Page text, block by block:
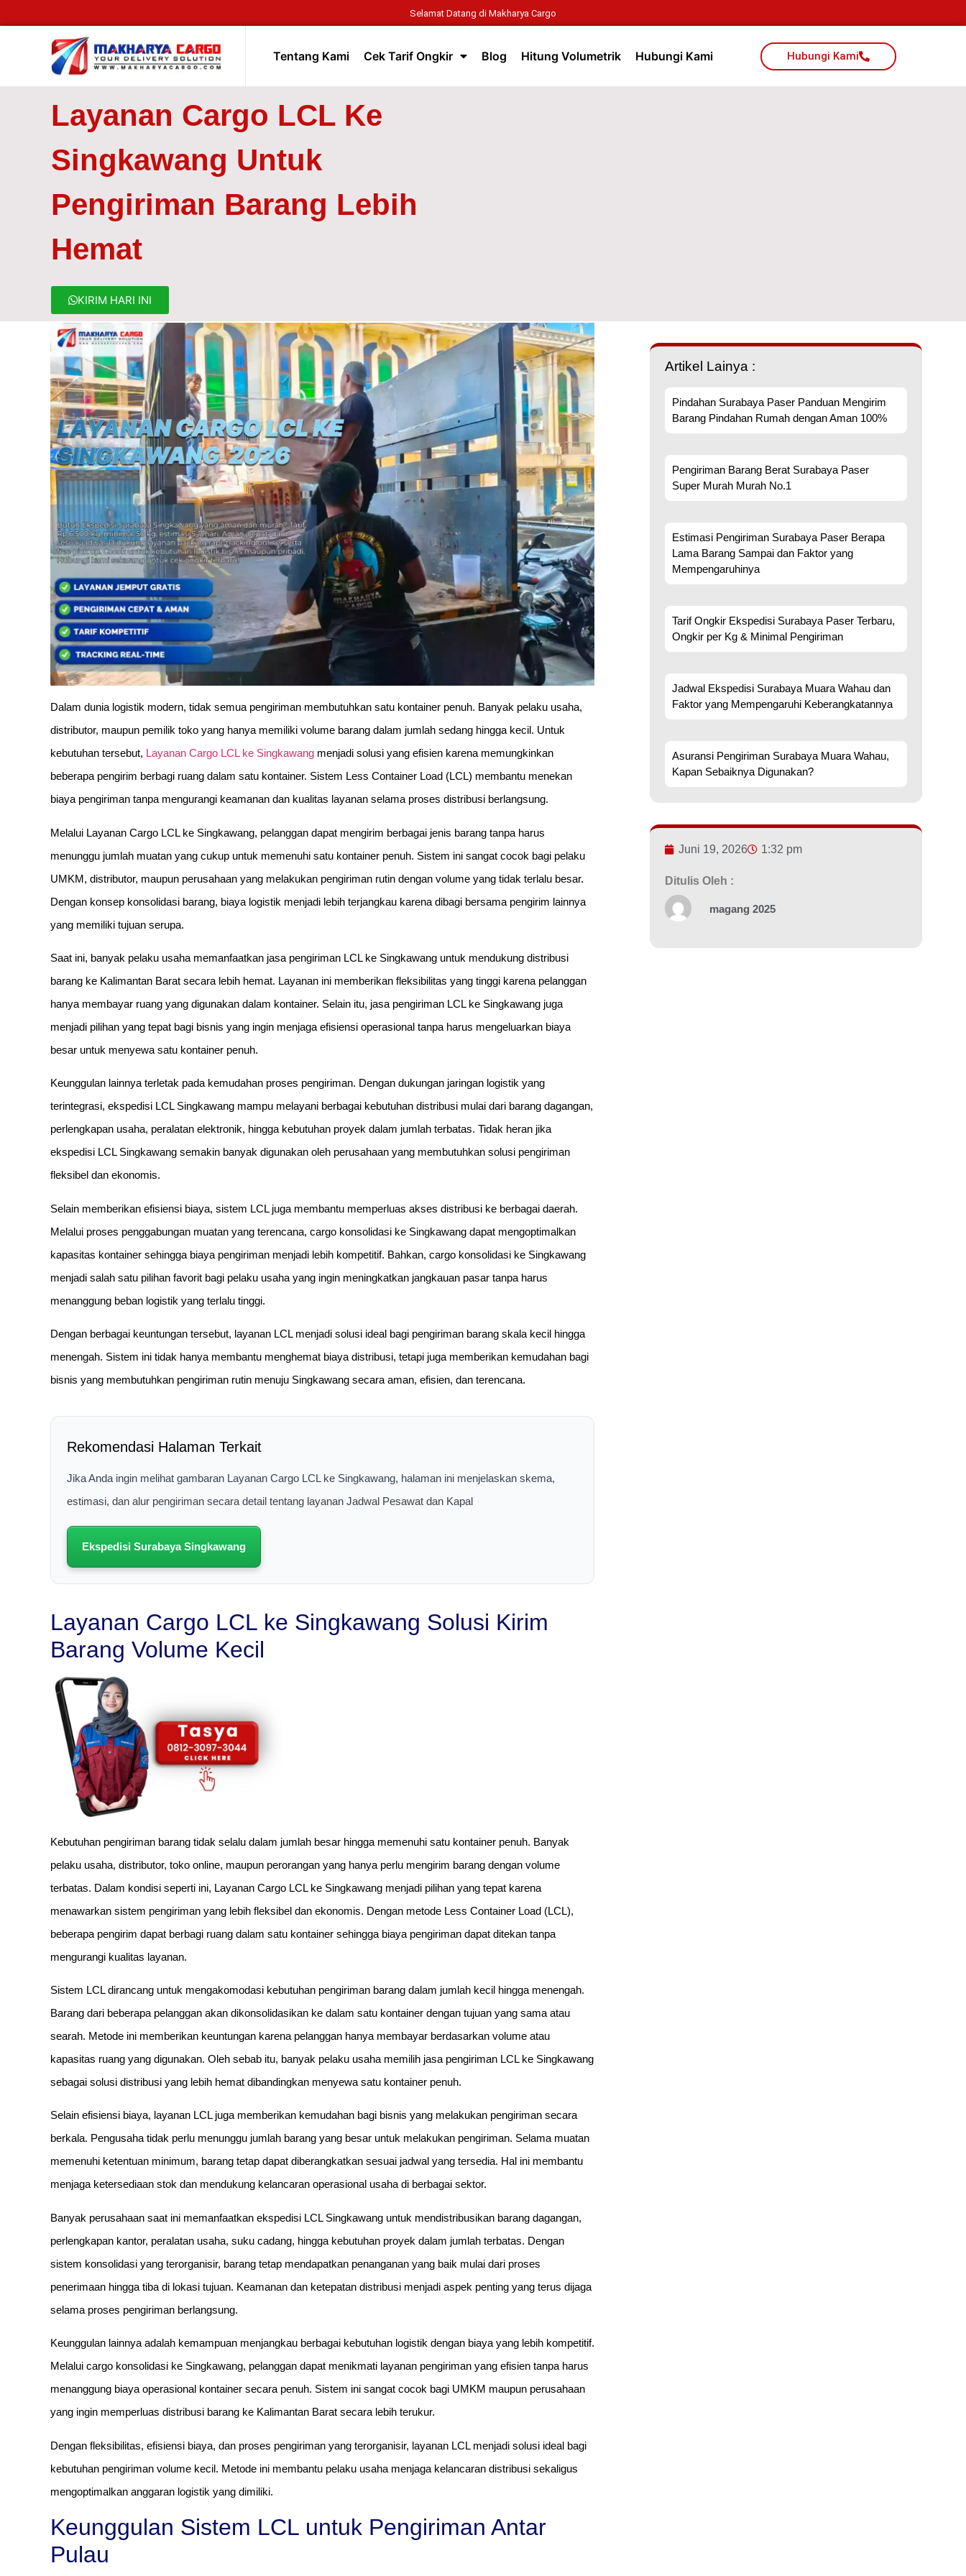
Selamat Datang di Makharya Cargo
Tentang Kami Cek Tarif Ongkir Blog Hitung Volumetrik Hubungi Kami Hubungi Kami
Layanan Cargo LCL Ke
Singkawang Untuk
Pengiriman Barang Lebih
Hemat
KIRIM HARI INI
Dalam dunia logistik modern, tidak semua pengiriman membutuhkan satu kontainer penuh. Banyak pelaku usaha,
distributor, maupun pemilik toko yang hanya memiliki volume barang dalam jumlah sedang hingga kecil. Untuk
kebutuhan tersebut, Layanan Cargo LCL ke Singkawang menjadi solusi yang efisien karena memungkinkan
beberapa pengirim berbagi ruang dalam satu kontainer. Sistem Less Container Load (LCL) membantu menekan
biaya pengiriman tanpa mengurangi keamanan dan kualitas layanan selama proses distribusi berlangsung.
Melalui Layanan Cargo LCL ke Singkawang, pelanggan dapat mengirim berbagai jenis barang tanpa harus
menunggu jumlah muatan yang cukup untuk memenuhi satu kontainer penuh. Sistem ini sangat cocok bagi pelaku
UMKM, distributor, maupun perusahaan yang melakukan pengiriman rutin dengan volume yang tidak terlalu besar.
Dengan konsep konsolidasi barang, biaya logistik menjadi lebih terjangkau karena dibagi bersama pengirim lainnya
yang memiliki tujuan serupa.
Saat ini, banyak pelaku usaha memanfaatkan jasa pengiriman LCL ke Singkawang untuk mendukung distribusi
barang ke Kalimantan Barat secara lebih hemat. Layanan ini memberikan fleksibilitas yang tinggi karena pelanggan
hanya membayar ruang yang digunakan dalam kontainer. Selain itu, jasa pengiriman LCL ke Singkawang juga
menjadi pilihan yang tepat bagi bisnis yang ingin menjaga efisiensi operasional tanpa harus mengeluarkan biaya
besar untuk menyewa satu kontainer penuh.
Keunggulan lainnya terletak pada kemudahan proses pengiriman. Dengan dukungan jaringan logistik yang
terintegrasi, ekspedisi LCL Singkawang mampu melayani berbagai kebutuhan distribusi mulai dari barang dagangan,
perlengkapan usaha, peralatan elektronik, hingga kebutuhan proyek dalam jumlah terbatas. Tidak heran jika
ekspedisi LCL Singkawang semakin banyak digunakan oleh perusahaan yang membutuhkan solusi pengiriman
fleksibel dan ekonomis.
Selain memberikan efisiensi biaya, sistem LCL juga membantu memperluas akses distribusi ke berbagai daerah.
Melalui proses penggabungan muatan yang terencana, cargo konsolidasi ke Singkawang dapat mengoptimalkan
kapasitas kontainer sehingga biaya pengiriman menjadi lebih kompetitif. Bahkan, cargo konsolidasi ke Singkawang
menjadi salah satu pilihan favorit bagi pelaku usaha yang ingin meningkatkan jangkauan pasar tanpa harus
menanggung beban logistik yang terlalu tinggi.
Dengan berbagai keuntungan tersebut, layanan LCL menjadi solusi ideal bagi pengiriman barang skala kecil hingga
menengah. Sistem ini tidak hanya membantu menghemat biaya distribusi, tetapi juga memberikan kemudahan bagi
bisnis yang membutuhkan pengiriman rutin menuju Singkawang secara aman, efisien, dan terencana.
Rekomendasi Halaman Terkait
Jika Anda ingin melihat gambaran Layanan Cargo LCL ke Singkawang, halaman ini menjelaskan skema,
estimasi, dan alur pengiriman secara detail tentang layanan Jadwal Pesawat dan Kapal
Ekspedisi Surabaya Singkawang
Layanan Cargo LCL ke Singkawang Solusi Kirim
Barang Volume Kecil
Kebutuhan pengiriman barang tidak selalu dalam jumlah besar hingga memenuhi satu kontainer penuh. Banyak
pelaku usaha, distributor, toko online, maupun perorangan yang hanya perlu mengirim barang dengan volume
terbatas. Dalam kondisi seperti ini, Layanan Cargo LCL ke Singkawang menjadi pilihan yang tepat karena
menawarkan sistem pengiriman yang lebih fleksibel dan ekonomis. Dengan metode Less Container Load (LCL),
beberapa pengirim dapat berbagi ruang dalam satu kontainer sehingga biaya pengiriman dapat ditekan tanpa
mengurangi kualitas layanan.
Sistem LCL dirancang untuk mengakomodasi kebutuhan pengiriman barang dalam jumlah kecil hingga menengah.
Barang dari beberapa pelanggan akan dikonsolidasikan ke dalam satu kontainer dengan tujuan yang sama atau
searah. Metode ini memberikan keuntungan karena pelanggan hanya membayar berdasarkan volume atau
kapasitas ruang yang digunakan. Oleh sebab itu, banyak pelaku usaha memilih jasa pengiriman LCL ke Singkawang
sebagai solusi distribusi yang lebih hemat dibandingkan menyewa satu kontainer penuh.
Selain efisiensi biaya, layanan LCL juga memberikan kemudahan bagi bisnis yang melakukan pengiriman secara
berkala. Pengusaha tidak perlu menunggu jumlah barang yang besar untuk melakukan pengiriman. Selama muatan
memenuhi ketentuan minimum, barang tetap dapat diberangkatkan sesuai jadwal yang tersedia. Hal ini membantu
menjaga ketersediaan stok dan mendukung kelancaran operasional usaha di berbagai sektor.
Banyak perusahaan saat ini memanfaatkan ekspedisi LCL Singkawang untuk mendistribusikan barang dagangan,
perlengkapan kantor, peralatan usaha, suku cadang, hingga kebutuhan proyek dalam jumlah terbatas. Dengan
sistem konsolidasi yang terorganisir, barang tetap mendapatkan penanganan yang baik mulai dari proses
penerimaan hingga tiba di lokasi tujuan. Keamanan dan ketepatan distribusi menjadi aspek penting yang terus dijaga
selama proses pengiriman berlangsung.
Keunggulan lainnya adalah kemampuan menjangkau berbagai kebutuhan logistik dengan biaya yang lebih kompetitif.
Melalui cargo konsolidasi ke Singkawang, pelanggan dapat menikmati layanan pengiriman yang efisien tanpa harus
menanggung biaya operasional kontainer secara penuh. Sistem ini sangat cocok bagi UMKM maupun perusahaan
yang ingin memperluas distribusi barang ke Kalimantan Barat secara lebih terukur.
Dengan fleksibilitas, efisiensi biaya, dan proses pengiriman yang terorganisir, layanan LCL menjadi solusi ideal bagi
kebutuhan pengiriman volume kecil. Metode ini membantu pelaku usaha menjaga kelancaran distribusi sekaligus
mengoptimalkan anggaran logistik yang dimiliki.
Keunggulan Sistem LCL untuk Pengiriman Antar
Pulau
Artikel Lainya :
Pindahan Surabaya Paser Panduan Mengirim
Barang Pindahan Rumah dengan Aman 100%
Pengiriman Barang Berat Surabaya Paser
Super Murah Murah No.1
Estimasi Pengiriman Surabaya Paser Berapa
Lama Barang Sampai dan Faktor yang
Mempengaruhinya
Tarif Ongkir Ekspedisi Surabaya Paser Terbaru,
Ongkir per Kg & Minimal Pengiriman
Jadwal Ekspedisi Surabaya Muara Wahau dan
Faktor yang Mempengaruhi Keberangkatannya
Asuransi Pengiriman Surabaya Muara Wahau,
Kapan Sebaiknya Digunakan?
Juni 19, 2026 1:32 pm
Ditulis Oleh :
magang 2025